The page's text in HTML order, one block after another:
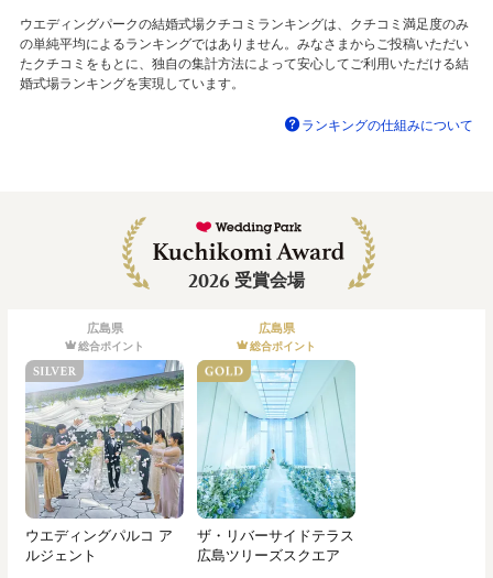
ウエディングパークの結婚式場クチコミランキングは、クチコミ満足度のみ
の単純平均によるランキングではありません。みなさまからご投稿いただい
たクチコミをもとに、独自の集計方法によって安心してご利用いただける結
婚式場ランキングを実現しています。
ランキングの仕組みについて
2026 受賞会場
広島県
総合ポイント
ウエディングパルコ ア
ルジェント
広島県
総合ポイント
ザ・リバーサイドテラス
広島ツリーズスクエア